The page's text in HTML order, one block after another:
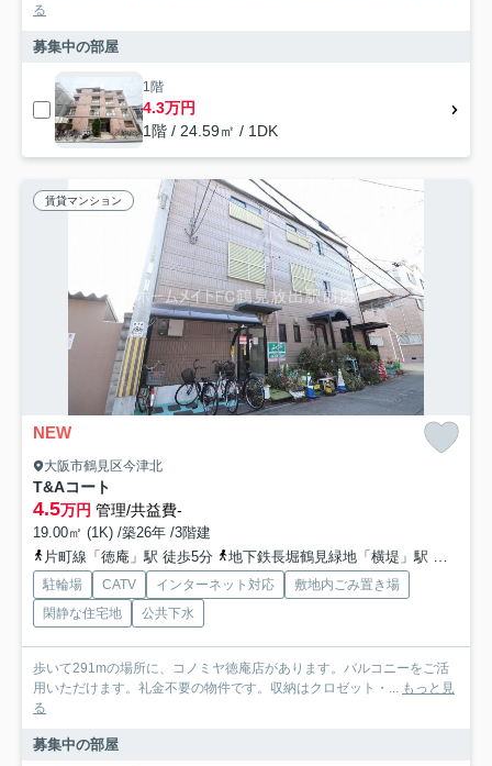
る
募集中の部屋
1階
4.3万円
1階 / 24.59㎡ / 1DK
賃貸マンション
NEW
大阪市鶴見区今津北
T&Aコート
4.5万円 管理/共益費-
19.00㎡ (1K) /築26年 /3階建
片町線「徳庵」駅 徒歩5分
地下鉄長堀鶴見緑地「横堤」駅 徒歩20分
駐輪場 CATV インターネット対応
敷地内ごみ置き場
閑静な住宅地
公共下水
歩いて291mの場所に、コノミヤ徳庵店があります。バルコニーをご活
用いただけます。礼金不要の物件です。収納はクロゼット・... もっと見
る
募集中の部屋